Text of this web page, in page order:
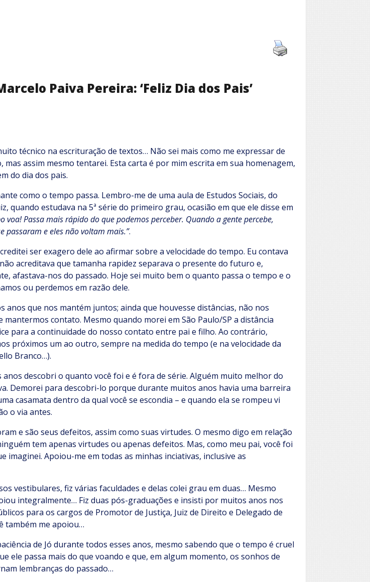
Paiva Pereira: ‘Feliz Dia dos Pais’
técnico na escrituração de textos… Não sei mais como me expressar de
mas assim mesmo tentarei. Esta carta é por mim escrita em sua homenagem,
do dia dos pais.
como o tempo passa. Lembro-me de uma aula de Estudos Sociais, do
quando estudava na 5ª série do primeiro grau, ocasião em que ele disse em
voa! Passa mais rápido do que podemos perceber. Quando a gente percebe,
passaram e eles não voltam mais.”.
ser exagero dele ao afirmar sobre a velocidade do tempo. Eu contava
acreditava que tamanha rapidez separava o presente do futuro e,
afastava-nos do passado. Hoje sei muito bem o quanto passa o tempo e o
ou perdemos em razão dele.
anos que nos mantém juntos; ainda que houvesse distâncias, não nos
mantermos contato. Mesmo quando morei em São Paulo/SP a distância
para a continuidade do nosso contato entre pai e filho. Ao contrário,
próximos um ao outro, sempre na medida do tempo (e na velocidade da
Branco…).
anos descobri o quanto você foi e é fora de série. Alguém muito melhor do
Demorei para descobri-lo porque durante muitos anos havia uma barreira
casamata dentro da qual você se escondia – e quando ela se rompeu vi
o via antes.
e são seus defeitos, assim como suas virtudes. O mesmo digo em relação
tem apenas virtudes ou apenas defeitos. Mas, como meu pai, você foi
imaginei. Apoiou-me em todas as minhas inciativas, inclusive as
vestibulares, fiz várias faculdades e delas colei grau em duas… Mesmo
integralmente… Fiz duas pós-graduações e insisti por muitos anos nos
para os cargos de Promotor de Justiça, Juiz de Direito e Delegado de
também me apoiou…
de Jó durante todos esses anos, mesmo sabendo que o tempo é cruel
ele passa mais do que voando e que, em algum momento, os sonhos de
lembranças do passado…